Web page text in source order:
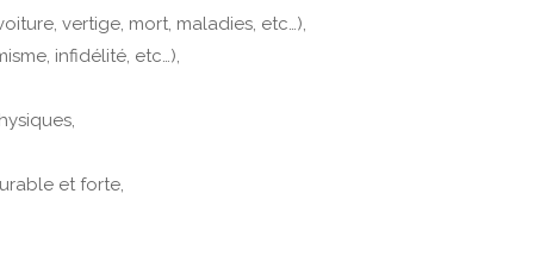
vertige, mort, maladies, etc…),
infidélité, etc…),
et forte,